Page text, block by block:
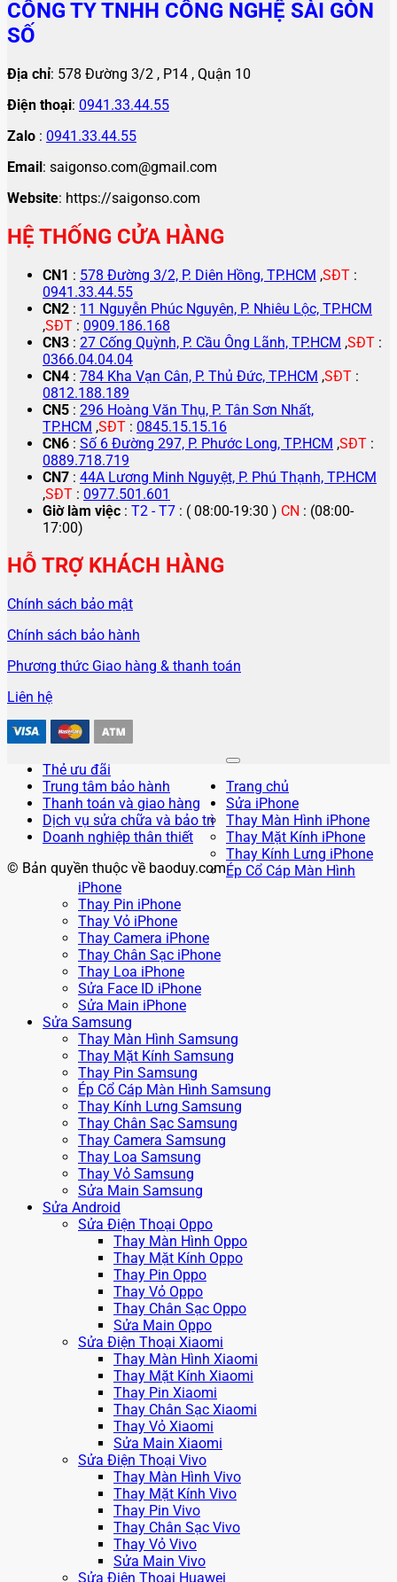
CÔNG TY TNHH CÔNG NGHỆ SÀI GÒN
SỐ
Địa chỉ: 578 Đường 3/2 , P14 , Quận 10
Điện thoại: 0941.33.44.55
Zalo : 0941.33.44.55
Email: saigonso.com@gmail.com
Website: https://saigonso.com
HỆ THỐNG CỬA HÀNG
CN1 : 578 Đường 3/2, P. Diên Hồng, TP.HCM ,SĐT :
0941.33.44.55
CN2 : 11 Nguyễn Phúc Nguyên, P. Nhiêu Lộc, TP.HCM
,SĐT : 0909.186.168
CN3 : 27 Cống Quỳnh, P. Cầu Ông Lãnh, TP.HCM ,SĐT :
0366.04.04.04
CN4 : 784 Kha Vạn Cân, P. Thủ Đức, TP.HCM ,SĐT :
0812.188.189
CN5 : 296 Hoàng Văn Thụ, P. Tân Sơn Nhất,
TP.HCM ,SĐT : 0845.15.15.16
CN6 : Số 6 Đường 297, P. Phước Long, TP.HCM ,SĐT :
0889.718.719
CN7 : 44A Lương Minh Nguyệt, P. Phú Thạnh, TP.HCM
,SĐT : 0977.501.601
Giờ làm việc : T2 - T7 : ( 08:00-19:30 ) CN : (08:00-
17:00)
HỖ TRỢ KHÁCH HÀNG
Chính sách bảo mật
Chính sách bảo hành
Phương thức Giao hàng & thanh toán
Liên hệ
Thẻ ưu đãi
Trung tâm bảo hành
Thanh toán và giao hàng
Dịch vụ sửa chữa và bảo trì
Doanh nghiệp thân thiết
© Bản quyền thuộc về baoduy.com
Trang chủ
Sửa iPhone
Thay Màn Hình iPhone
Thay Mặt Kính iPhone
Thay Kính Lưng iPhone
Ép Cổ Cáp Màn Hình
iPhone
Thay Pin iPhone
Thay Vỏ iPhone
Thay Camera iPhone
Thay Chân Sạc iPhone
Thay Loa iPhone
Sửa Face ID iPhone
Sửa Main iPhone
Sửa Samsung
Thay Màn Hình Samsung
Thay Mặt Kính Samsung
Thay Pin Samsung
Ép Cổ Cáp Màn Hình Samsung
Thay Kính Lưng Samsung
Thay Chân Sạc Samsung
Thay Camera Samsung
Thay Loa Samsung
Thay Vỏ Samsung
Sửa Main Samsung
Sửa Android
Sửa Điện Thoại Oppo
Thay Màn Hình Oppo
Thay Mặt Kính Oppo
Thay Pin Oppo
Thay Vỏ Oppo
Thay Chân Sạc Oppo
Sửa Main Oppo
Sửa Điện Thoại Xiaomi
Thay Màn Hình Xiaomi
Thay Mặt Kính Xiaomi
Thay Pin Xiaomi
Thay Chân Sạc Xiaomi
Thay Vỏ Xiaomi
Sửa Main Xiaomi
Sửa Điện Thoại Vivo
Thay Màn Hình Vivo
Thay Mặt Kính Vivo
Thay Pin Vivo
Thay Chân Sạc Vivo
Thay Vỏ Vivo
Sửa Main Vivo
Sửa Điện Thoại Huawei